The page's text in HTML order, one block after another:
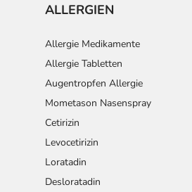
kann es unter anderem zu
und Verwirrtheit
bei dem Verdacht auf eine
mit einem Arzt in Verbindung.
zum nächsten vorgeschriebenen
nicht mit der doppelten
ALLERGIEN
Allergie Medikamente
Allergie Tabletten
Augentropfen Allergie
Mometason Nasenspray
Cetirizin
Levocetirizin
Loratadin
Desloratadin